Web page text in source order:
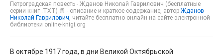
Петроградская повесть - Жданов Николай Гаврилович (бесплатные
серии книг .TXT) 📗 - описание и краткое содержание, автор Жданов
Николай Гаврилович, читайте бесплатно онлайн на сайте электронной
библиотеки online-knigi.org
В октябре 1917 года, в дни Великой Октябрьской